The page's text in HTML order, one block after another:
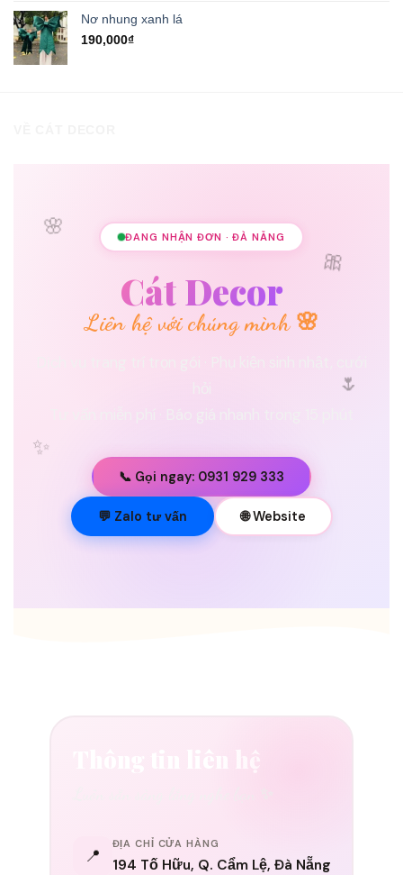
5 sao
Nơ nhung xanh lá
190,000₫
🌸
🎀
✨
🌷
💐
ĐANG NHẬN ĐƠN · ĐÀ NẴNG
Cát Decor
Liên hệ với chúng mình 🌸
📞 Gọi ngay: 0931 929 333
💬 Zalo tư vấn 🌐 Website
Thông tin liên hệ
📍
ĐỊA CHỈ CỬA HÀNG
194 Tố Hữu, Q. Cẩm Lệ, Đà Nẵng